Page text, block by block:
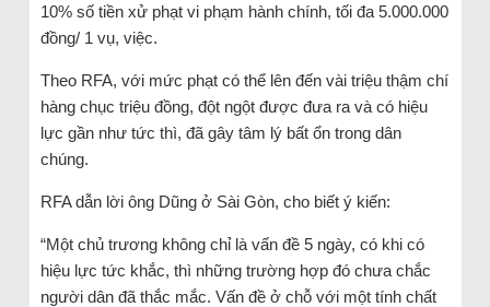
10% số tiền xử phạt vi phạm hành chính, tối đa 5.000.000
đồng/ 1 vụ, việc.
Theo RFA, với mức phạt có thể lên đến vài triệu thậm chí
hàng chục triệu đồng, đột ngột được đưa ra và có hiệu
lực gần như tức thì, đã gây tâm lý bất ổn trong dân
chúng.
RFA dẫn lời ông Dũng ở Sài Gòn, cho biết ý kiến:
“Một chủ trương không chỉ là vấn đề 5 ngày, có khi có
hiệu lực tức khắc, thì những trường hợp đó chưa chắc
người dân đã thắc mắc. Vấn đề ở chỗ với một tính chất